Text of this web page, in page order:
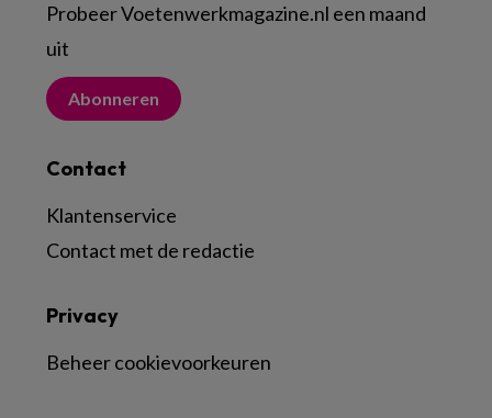
Probeer Voetenwerkmagazine.nl een maand
uit
Abonneren
Contact
Klantenservice
Contact met de redactie
Privacy
Beheer cookievoorkeuren